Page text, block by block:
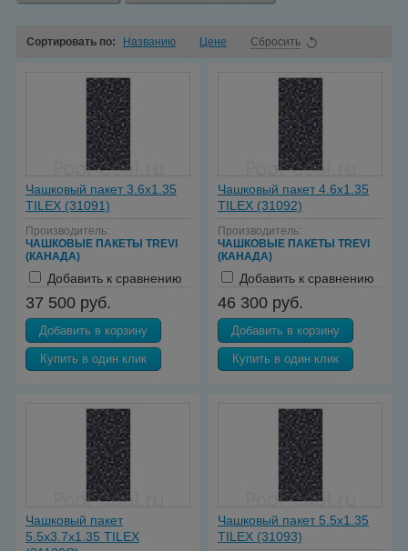
Сортировать по: Названию Цене Сбросить
Чашковый пакет 3.6х1.35
TILEX (31091)
Производитель:
ЧАШКОВЫЕ ПАКЕТЫ TREVI
(КАНАДА)
Добавить к сравнению
37 500 руб.
Добавить в корзину
Купить в один клик
Чашковый пакет 4.6х1.35
TILEX (31092)
Производитель:
ЧАШКОВЫЕ ПАКЕТЫ TREVI
(КАНАДА)
Добавить к сравнению
46 300 руб.
Добавить в корзину
Купить в один клик
Чашковый пакет
5.5х3.7х1.35 TILEX
Чашковый пакет 5.5х1.35
TILEX (31093)